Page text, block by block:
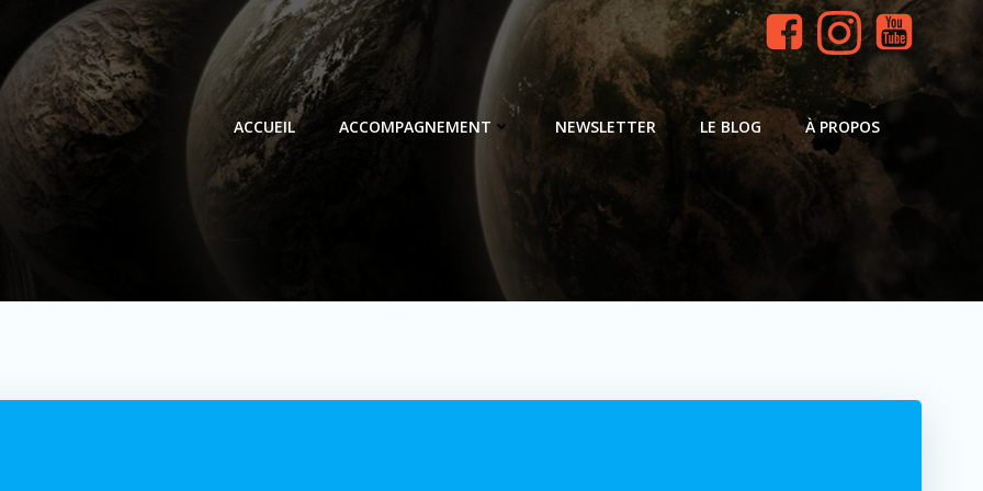
ACCUEIL ACCOMPAGNEMENT NEWSLETTER LE BLOG À PROPOS